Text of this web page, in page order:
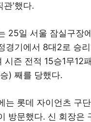
관'했다.
25일 서울 잠실구장
경기에서 8대2로 승
시즌 전적 15승1무12
) 째를 당했다.
는 롯데 자이언츠 구
방문했다. 신 회장은